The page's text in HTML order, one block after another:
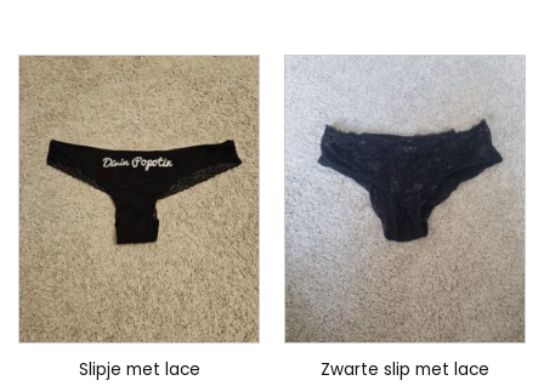
Slipje met lace Zwarte slip met lace